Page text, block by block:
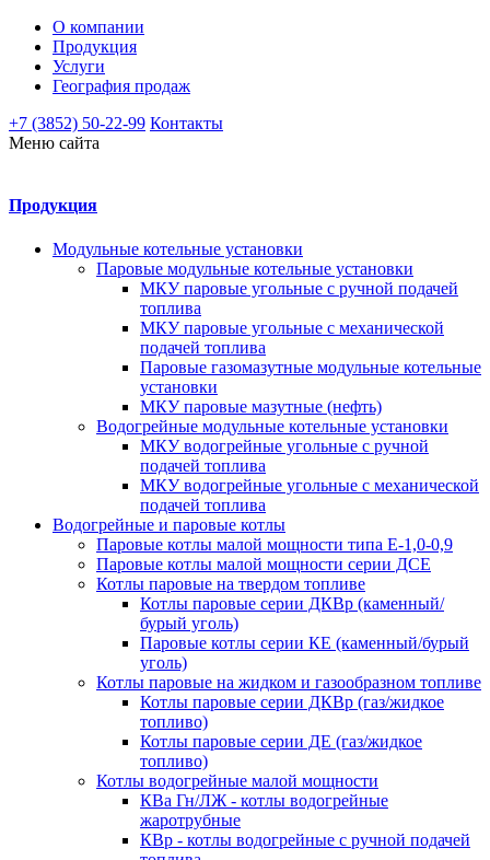
О компании
Продукция
Услуги
География продаж
+7 (3852) 50-22-99 Контакты
Меню сайта
Продукция
Модульные котельные установки
Паровые модульные котельные установки
МКУ паровые угольные с ручной подачей
топлива
МКУ паровые угольные с механической
подачей топлива
Паровые газомазутные модульные котельные
установки
МКУ паровые мазутные (нефть)
Водогрейные модульные котельные установки
МКУ водогрейные угольные с ручной
подачей топлива
МКУ водогрейные угольные с механической
подачей топлива
Водогрейные и паровые котлы
Паровые котлы малой мощности типа Е-1,0-0,9
Паровые котлы малой мощности серии ДСЕ
Котлы паровые на твердом топливе
Котлы паровые серии ДКВр (каменный/
бурый уголь)
Паровые котлы серии КЕ (каменный/бурый
уголь)
Котлы паровые на жидком и газообразном топливе
Котлы паровые серии ДКВр (газ/жидкое
топливо)
Котлы паровые серии ДЕ (газ/жидкое
топливо)
Котлы водогрейные малой мощности
КВа Гн/ЛЖ - котлы водогрейные
жаротрубные
КВр - котлы водогрейные с ручной подачей